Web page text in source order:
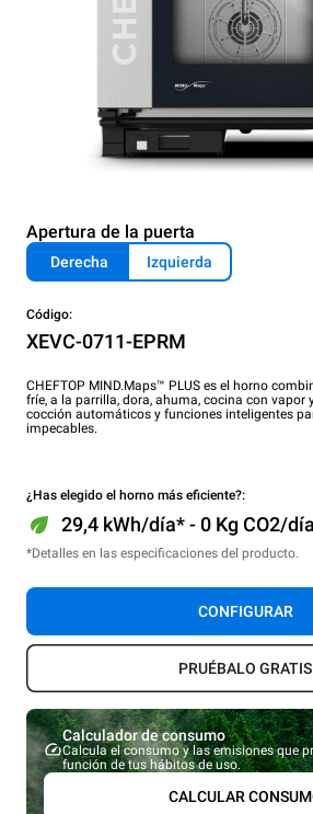
Apertura de la puerta
Derecha Izquierda
Código:
XEVC-0711-EPRM
CHEFTOP MIND.Maps™ PLUS es el horno
fríe, a la parrilla, dora, ahuma, cocina con vapor
cocción automáticos y funciones inteligentes
impecables.
¿Has elegido el horno más eficiente?:
29,4 kWh/día* - 0 Kg CO2/
*Detalles en las especificaciones del producto.
CONFIGURAR
PRUÉBALO GRATIS
Calculador de consumo
Calcula el consumo y las emisiones que
función de tus hábitos de uso.
CALCULAR